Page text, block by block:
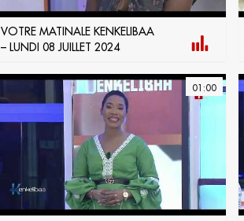
VOTRE MATINALE KENKELIBAA
– LUNDI 08 JUILLET 2024
01:00